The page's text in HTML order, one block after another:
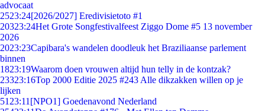
advocaat
2523:24[2026/2027] Eredivisietoto #1
20323:24Het Grote Songfestivalfeest Ziggo Dome #5 13 november
2026
2023:23Capibara's wandelen doodleuk het Braziliaanse parlement
binnen
1823:19Waarom doen vrouwen altijd hun telly in de kontzak?
23323:16Top 2000 Editie 2025 #243 Alle dikzakken willen op je
lijken
51 23:11 [NPO1] Goedenavond Nederland